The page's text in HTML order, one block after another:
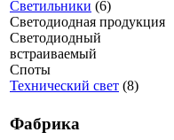
Светильники (6)
Светодиодная продукция
Светодиодный
встраиваемый
Споты
Технический свет (8)
Фабрика